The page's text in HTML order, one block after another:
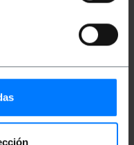
x profundidad x
x 15.0 x 5.0 cm